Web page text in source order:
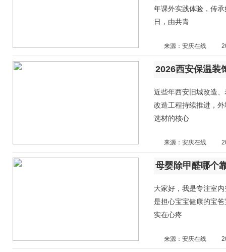
年课外实践体验，传
日，由共青
来源：安庆在线
2026西安保温装
近些年西安旧城改造
改造工程持续推进，
选材的核心
来源：安庆在线
母婴除甲醛哪个
大家好，我是专注室
是担心宝宝健康的宝
实在心疼
来源：安庆在线